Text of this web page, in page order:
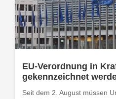
EU-Verordnung in
gekennzeichnet
Seit dem 2. August müssen